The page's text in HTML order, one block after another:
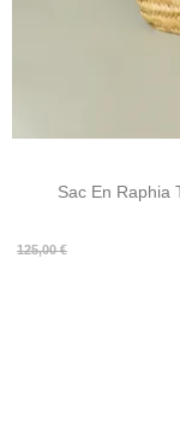
Sac En Raphia
125,00 €
Prix
Prix